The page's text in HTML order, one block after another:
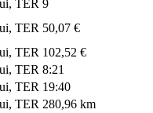
TER 9
TER 50,07 €
TER 102,52 €
TER 8:21
TER 19:40
TER 280,96 km